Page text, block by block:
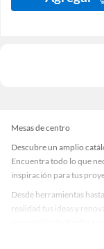
Mesas de centro
Descubre un amplio
Encuentra todo lo que
inspiración para tus
Desde herramientas
realidad tus ideas y
accesorios de calidad